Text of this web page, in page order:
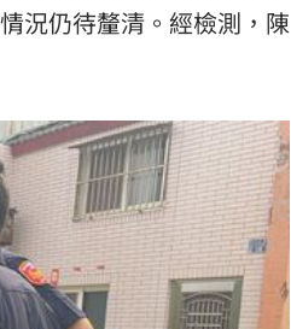
況仍待釐清。經檢測，陳